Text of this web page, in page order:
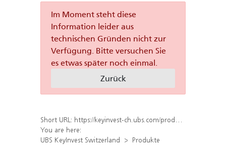
Im Moment steht diese
Information leider aus
technischen Gründen nicht zur
Verfügung. Bitte versuchen Sie
es etwas später noch einmal.
Zurück
Short URL: https://keyinvest-ch.ubs.com/produkt/liste?underlyings%5B%5D=64817865
You are here:
UBS KeyInvest Switzerland
Produkte